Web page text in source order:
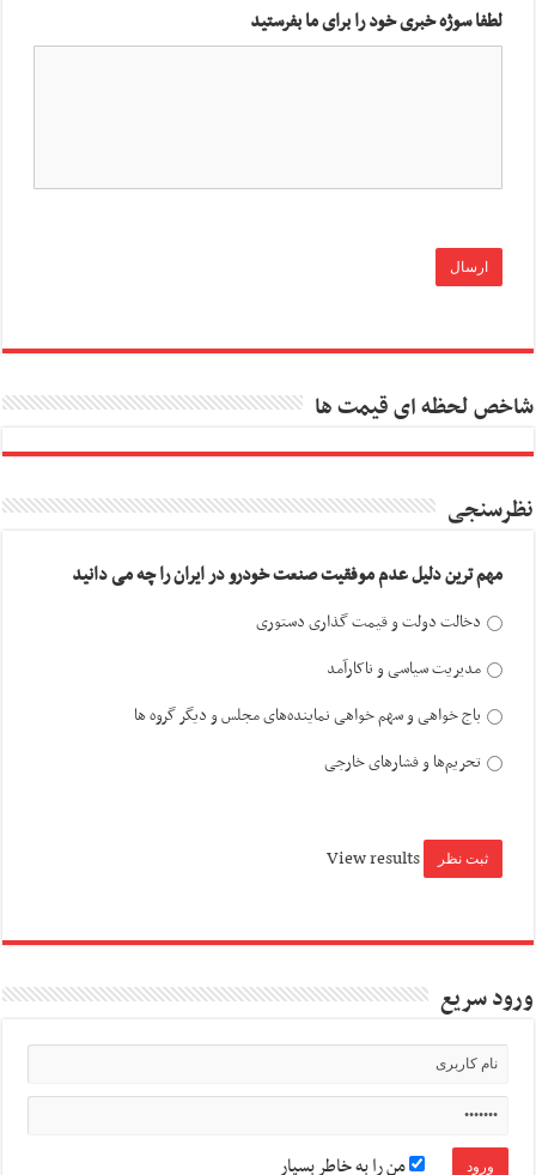
لطفا سوژه خبری خود را برای ما بفرستید
شاخص لحظه ای قیمت ها
نظرسنجی
مهم ترین دلیل عدم موفقیت صنعت خودرو در ایران را چه می دانید
دخالت دولت و قیمت گذاری دستوری
مدیریت سیاسی و ناکارآمد
باج خواهی و سهم خواهی نماینده‌های مجلس و دیگر گروه ها
تحریم‌ها و فشارهای خارجی
View results
ورود سریع
من را به خاطر بسپار